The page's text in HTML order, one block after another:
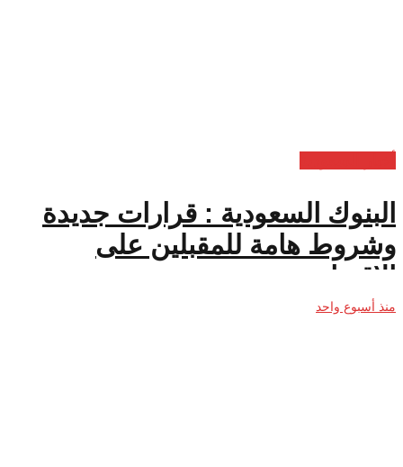
البنوك السعودية : قرارات جديدة
وشروط هامة للمقبلين على
الاقتراض
منذ أسبوع واحد